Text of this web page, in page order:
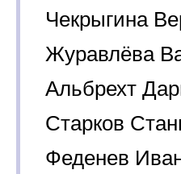
Чекрыгина
Журавлёва
Альбрехт
Старков
Феденев